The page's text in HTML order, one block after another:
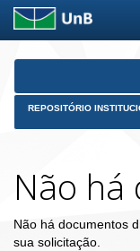
Skip
REPOSITÓRIO
Não há
Não há documentos
sua solicitação.